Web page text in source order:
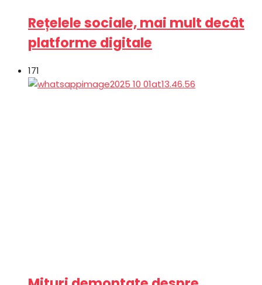
Rețelele sociale, mai mult decât
platforme digitale
171